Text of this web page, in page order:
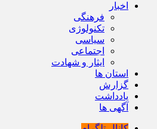
اخبار
فرهنگی
تکنولوژی
سیاسی
اجتماعی
ایثار و شهادت
استان ها
گزارش
یادداشت
آگهی ها